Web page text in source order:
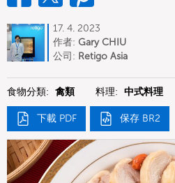
17. 4. 2023
作者: Gary CHIU
公司: Retigo Asia
食物分類: 禽類 料理: 中式料理
下載 PDF 保存 BR2